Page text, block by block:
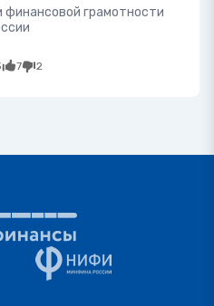
финансовой грамотности
7 2